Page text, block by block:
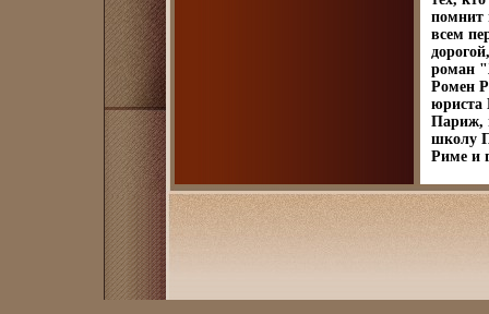
помнит
всем
роман
Ромен
юриста
Париж,
школу
Риме и